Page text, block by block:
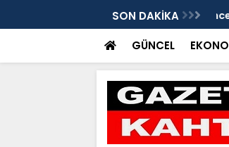
SON DAKİKA
Kahta İmtiyaz Sahibi Mustafa
GÜNCEL